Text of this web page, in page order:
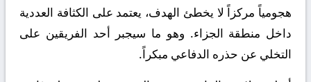
هجومياً مركزاً لا يخطئ الهدف، يعتمد على الكثافة العددية
داخل منطقة الجزاء. وهو ما سيجبر أحد الفريقين على
التخلي عن حذره الدفاعي مبكراً.